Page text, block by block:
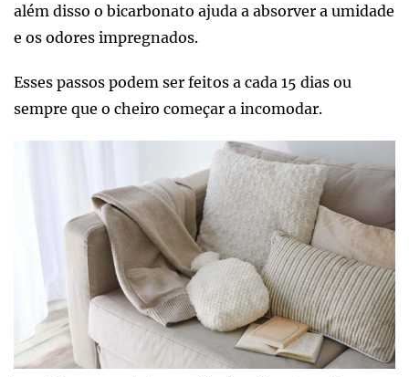
além disso o bicarbonato ajuda a absorver a umidade
e os odores impregnados.
Esses passos podem ser feitos a cada 15 dias ou
sempre que o cheiro começar a incomodar.